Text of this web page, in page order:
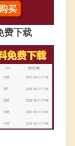
费下载